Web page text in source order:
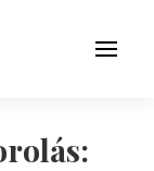
Menü